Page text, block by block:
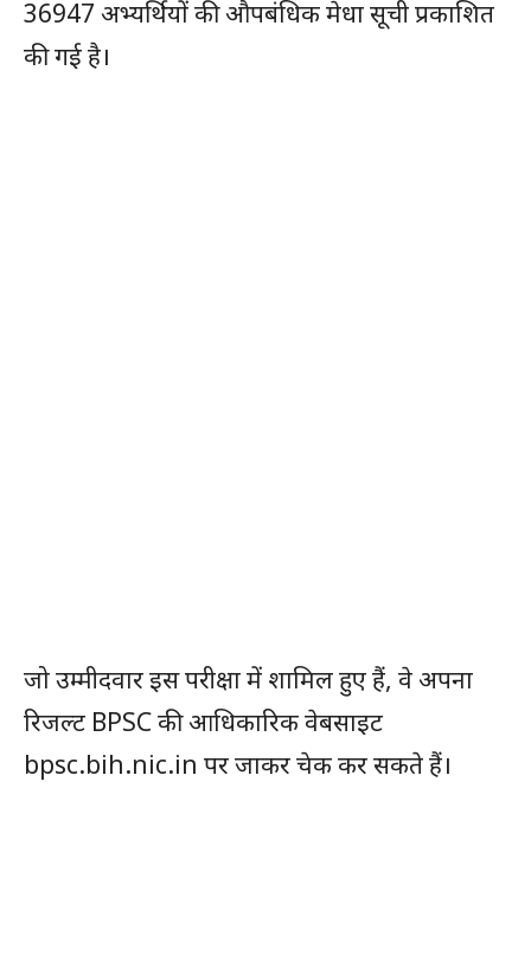
36947 अभ्यर्थियों की औपबंधिक मेधा सूची प्रकाशित
की गई है।
जो उम्मीदवार इस परीक्षा में शामिल हुए हैं, वे अपना
रिजल्ट BPSC की आधिकारिक वेबसाइट
bpsc.bih.nic.in पर जाकर चेक कर सकते हैं।